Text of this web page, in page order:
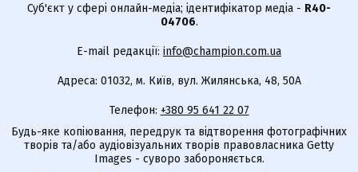
Суб'єкт у сфері онлайн-медіа; ідентифікатор медіа - R40-
04706.
E-mail редакції: info@champion.com.ua
Адреса: 01032, м. Київ, вул. Жилянська, 48, 50А
Телефон: +380 95 641 22 07
Будь-яке копіювання, передрук та відтворення фотографічних
творів та/або аудіовізуальних творів правовласника Getty
Images - суворо забороняється.